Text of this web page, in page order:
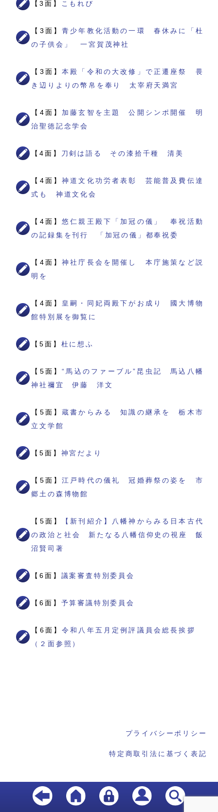
【3面】 こもれび
【3面】青少年教化活動の一環 春休みに「杜
の子供会」 一宮賀茂神社
【3面】本殿「令和の大改修」で正遷座祭 畏
き辺りよりの幣帛を奉り 太宰府天満宮
【4面】 加藤玄智を主題 公開シンポ開催 明
治聖徳記念学会
【4面】 刀剣は語る その漆拾千種 清美
【4面】神道文化功労者表彰 芸能普及費伝達
式も 神道文化会
【4面】悠仁親王殿下「加冠の儀」 奉祝活動
の記録集を刊行 「加冠の儀」都奉祝委
【4面】神社庁長会を開催し 本庁施策など説
明を
【4面】 皇嗣・同妃両殿下がお成り 國大博物
館特別展を御覧に
【5面】 杜に想ふ
【5面】“馬込のファーブル”昆虫記 馬込八幡
神社禰宜 伊藤 洋文
【5面】蔵書からみる 知識の継承を 栃木市
立文学館
【5面】 神宮だより
【5面】江戸時代の儀礼 冠婚葬祭の姿を 市
郷土の森博物館
【5面】
【新刊紹介】八幡神からみる日本古代
の政治と社会 新たなる八幡信仰史の視座 飯
沼賢司著
【6面】 議案審査特別委員会
【6面】 予算審議特別委員会
【6面】令和八年五月定例評議員会総長挨拶
（２面参照）
プライバシーポリシー
特定商取引法に基づく表記